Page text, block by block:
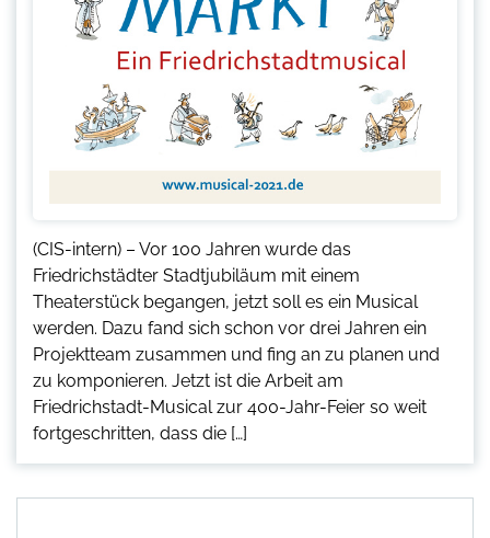
(CIS-intern) – Vor 100 Jahren wurde das
Friedrichstädter Stadtjubiläum mit einem
Theaterstück begangen, jetzt soll es ein Musical
werden. Dazu fand sich schon vor drei Jahren ein
Projektteam zusammen und fing an zu planen und
zu komponieren. Jetzt ist die Arbeit am
Friedrichstadt-Musical zur 400-Jahr-Feier so weit
fortgeschritten, dass die […]